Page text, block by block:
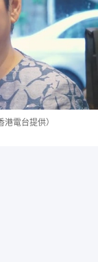
電台提供）